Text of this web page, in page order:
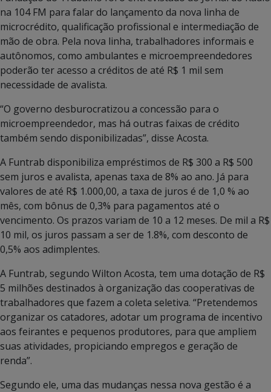
na 104 FM para falar do lançamento da nova linha de
microcrédito, qualificação profissional e intermediação de
mão de obra. Pela nova linha, trabalhadores informais e
autônomos, como ambulantes e microempreendedores
poderão ter acesso a créditos de até R$ 1 mil sem
necessidade de avalista.
“O governo desburocratizou a concessão para o
microempreendedor, mas há outras faixas de crédito
também sendo disponibilizadas”, disse Acosta.
A Funtrab disponibiliza empréstimos de R$ 300 a R$ 500
sem juros e avalista, apenas taxa de 8% ao ano. Já para
valores de até R$ 1.000,00, a taxa de juros é de 1,0 % ao
mês, com bônus de 0,3% para pagamentos até o
vencimento. Os prazos variam de 10 a 12 meses. De mil a R$
10 mil, os juros passam a ser de 1.8%, com desconto de
0,5% aos adimplentes.
A Funtrab, segundo Wilton Acosta, tem uma dotação de R$
5 milhões destinados à organização das cooperativas de
trabalhadores que fazem a coleta seletiva. “Pretendemos
organizar os catadores, adotar um programa de incentivo
aos feirantes e pequenos produtores, para que ampliem
suas atividades, propiciando empregos e geração de
renda”.
Segundo ele, uma das mudanças nessa nova gestão é a